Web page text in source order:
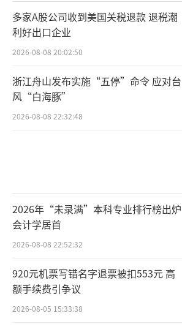
多家A股公司收到美国关税退款 退税潮
利好出口企业
2026-08-08 20:02:50
浙江舟山发布实施“五停”命令 应对台
风“白海豚”
2026-08-08 22:32:48
2026年“未录满”本科专业排行榜出炉
会计学居首
2026-08-08 22:52:32
920元机票写错名字退票被扣553元 高
额手续费引争议
2026-08-05 15:33:38